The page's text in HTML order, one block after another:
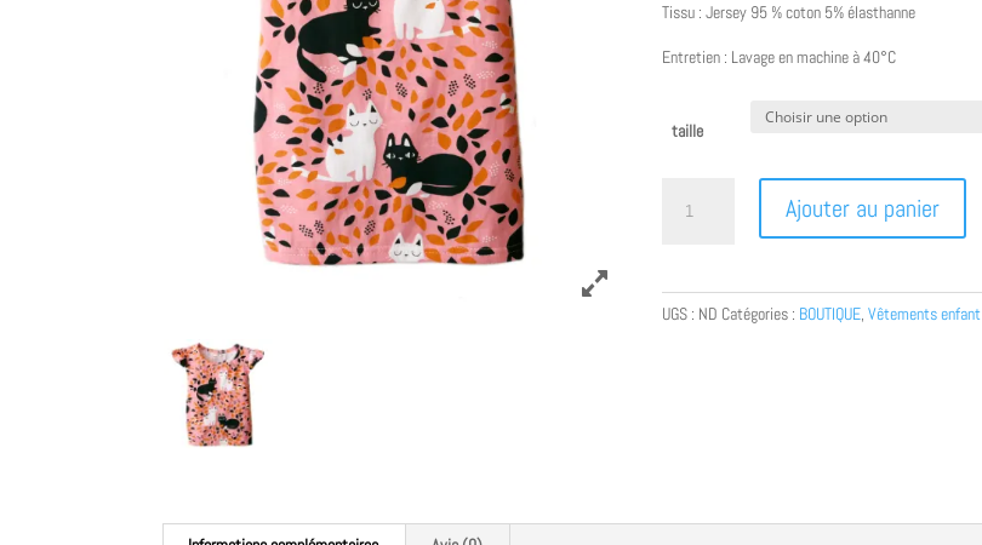
Tissu : Jersey 95 % coton 5% élasthanne
Entretien : Lavage en machine à 40°C
taille
Ajouter au panier
UGS : ND Catégories : BOUTIQUE,Vêtements enfant